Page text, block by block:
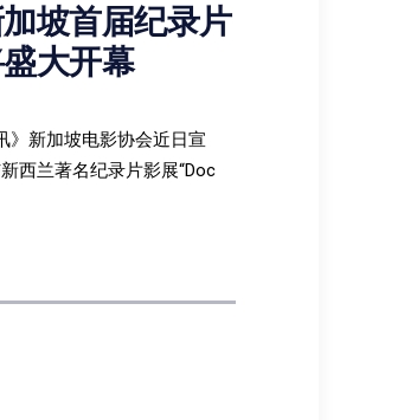
加坡首届纪录片
大开幕
》新加坡电影协会近日宣
西兰著名纪录片影展“Doc